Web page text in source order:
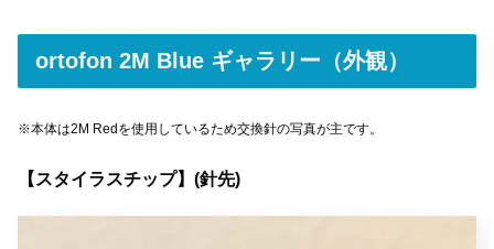
ortofon 2M Blue ギャラリー（外観）
※本体は2M Redを使用しているため交換針の写真が主です。
【スタイラスチップ】(針先)